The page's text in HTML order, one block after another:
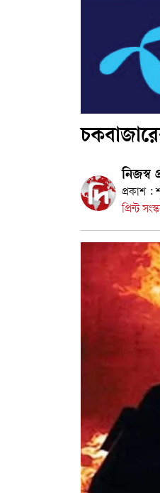
নিজস্ব
প্রকাশ :
প্রিন্ট